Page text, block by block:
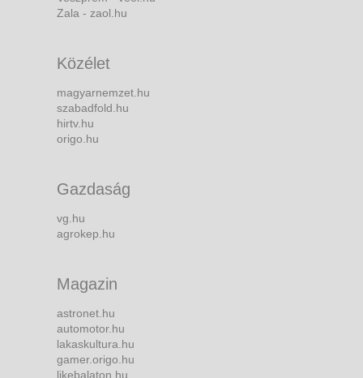
Zala - zaol.hu
Közélet
magyarnemzet.hu
szabadfold.hu
hirtv.hu
origo.hu
Gazdaság
vg.hu
agrokep.hu
Magazin
astronet.hu
automotor.hu
lakaskultura.hu
gamer.origo.hu
likebalaton.hu